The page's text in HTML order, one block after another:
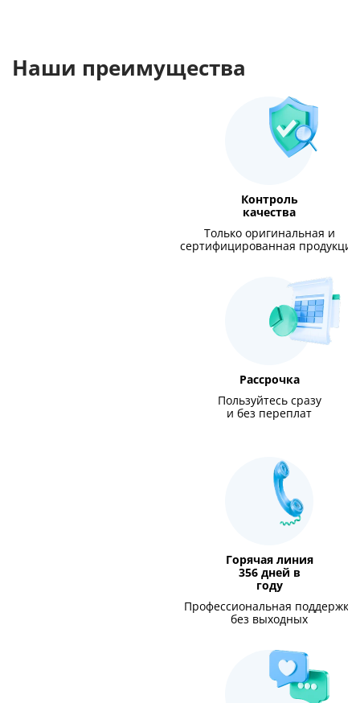
Наши преимущества
Контроль
качества
Только оригинальная и
сертифицированная продукция
Рассрочка
Пользуйтесь сразу
и без переплат
Горячая линия
356 дней в
году
Профессиональная поддержка
без выходных